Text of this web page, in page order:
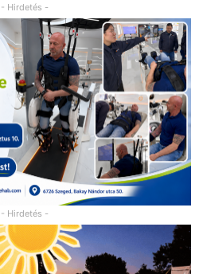
- Hirdetés -
- Hirdetés -